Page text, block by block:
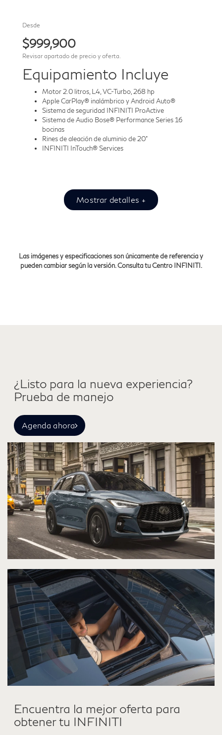
Desde
$999,900
Revisar apartado de precio y oferta.
Equipamiento Incluye
Motor 2.0 litros, L4, VC-Turbo, 268 hp
Apple CarPlay® inalámbrico y Android Auto®
Sistema de seguridad INFINITI ProActive
Sistema de Audio Bose® Performance Series 16
bocinas
Rines de aleación de aluminio de 20"
INFINITI InTouch® Services
Mostrar detalles +
Las imágenes y especificaciones son únicamente de referencia y
pueden cambiar según la versión. Consulta tu Centro INFINITI.
¿Listo para la nueva experiencia?
Prueba de manejo
Agenda ahora
Encuentra la mejor oferta para
obtener tu INFINITI